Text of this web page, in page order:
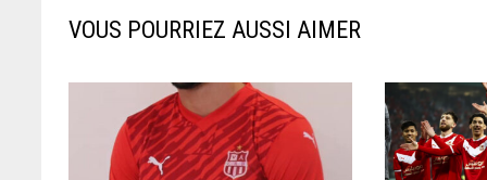
VOUS POURRIEZ AUSSI AIMER